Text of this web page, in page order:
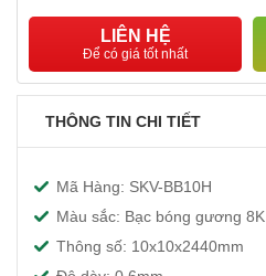
LIÊN HỆ
Để có giá tốt nhất
THÔNG TIN CHI TIẾT
Mã Hàng: SKV-BB10H
Màu sắc: Bạc bóng gương 8K
Thông số: 10x10x2440mm